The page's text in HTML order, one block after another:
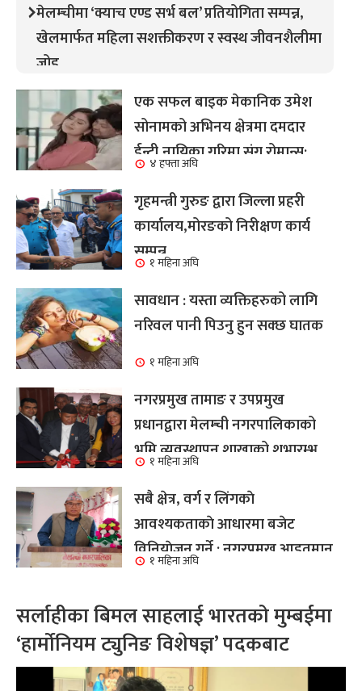
मेलम्चीमा ‘क्याच एण्ड सर्भ बल’ प्रतियोगिता सम्पन्न,
खेलमार्फत महिला सशक्तीकरण र स्वस्थ जीवनशैलीमा
जोड
एक सफल बाइक मेकानिक उमेश
सोनामको अभिनय क्षेत्रमा दमदार
ईन्ट्री,नायिका गरिमा संग रोमान्स:
हेर्नुहोस भिडियो ।
४ हफ्ता अघि
गृहमन्त्री गुरुङ द्वारा जिल्ला प्रहरी
कार्यालय,मोरङको निरीक्षण कार्य
सम्पन्न१ महिना अघि
सावधान : यस्ता व्यक्तिहरुको लागि
नरिवल पानी पिउनु हुन सक्छ घातक
१ महिना अघि
नगरप्रमुख तामाङ र उपप्रमुख
प्रधानद्वारा मेलम्ची नगरपालिकाको
भूमि व्यवस्थापन शाखाको शुभारम्भ
कार्य सम्पन्न
१ महिना अघि
सबै क्षेत्र, वर्ग र लिंगकाे
आवश्यकताकाे आधारमा बजेट
विनियाेजन गर्ने : नगरप्रमुख आइतमान
तामाङ
१ महिना अघि
सर्लाहीका बिमल साहलाई भारतको मुम्बईमा
‘हार्मोनियम ट्युनिङ विशेषज्ञ’ पदकबाट
सम्मानित